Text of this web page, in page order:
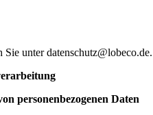
unter datenschutz@lobeco.de.
personenbezogenen Daten